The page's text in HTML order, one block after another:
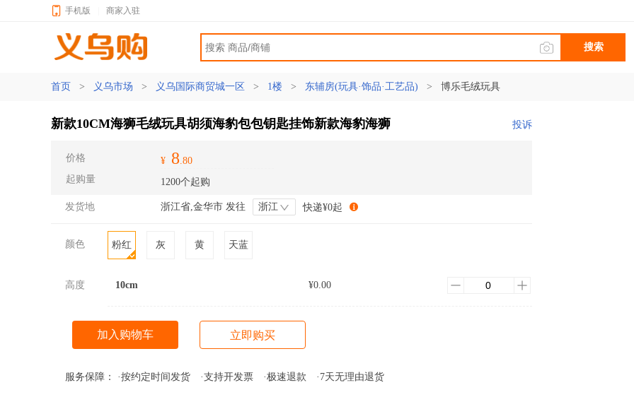
手机版 商家入驻
搜索
首页 > 义乌市场 > 义乌国际商贸城一区 > 1楼 > 东辅房(玩具·饰品·工艺品) > 博乐毛绒玩具
新款10CM海狮毛绒玩具胡须海豹包包钥匙挂饰新款海豹海狮 投诉
价格
起购量
¥ 8.80
1200个起购
发货地 浙江省,金华市 发往 浙江 快递¥0起
颜色 粉红 灰 黄 天蓝
高度 10cm ¥0.00
加入购物车 立即购买
服务保障： ·按约定时间发货 ·支持开发票 ·极速退款 ·7天无理由退货